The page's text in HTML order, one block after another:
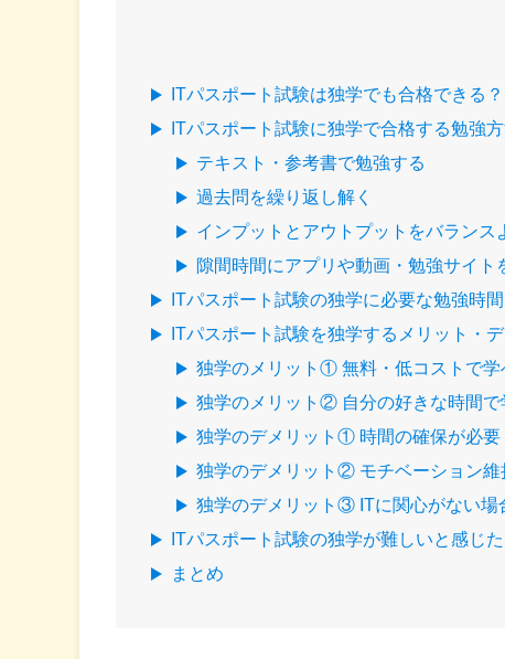
ITパスポート試験は独学でも合格できる？
ITパスポート試験に独学で合格する勉強
テキスト・参考書で勉強する
過去問を繰り返し解く
インプットとアウトプットをバランス
隙間時間にアプリや動画・勉強サイト
ITパスポート試験の独学に必要な勉強時
ITパスポート試験を独学するメリット・
独学のメリット① 無料・低コストで学
独学のメリット② 自分の好きな時間で
独学のデメリット① 時間の確保が必要
独学のデメリット② モチベーション維
独学のデメリット③ ITに関心がない場
ITパスポート試験の独学が難しいと感じ
まとめ